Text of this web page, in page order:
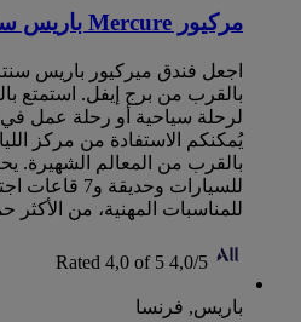
مركيور Mercure باريس سنتر تور إيفل
اجعل فندق ميركيور باريس
بالقرب من برج إيفل. استمتع
لرحلة سياحية أو رحلة عمل
يُمكنكم الاستفادة من مركز
بالقرب من المعالم الشهيرة.
للسيارات
للمناسبات المهنية، من الأكثر
4,0/5
Rated 4,0 of 5
باريس, فرنسا